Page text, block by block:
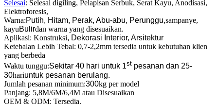
Selesai: Selesai digiling, Pelapisan Serbuk, Serat Kayu, Anodisasi,
Elektroforesis,
Warna:Putih, Hitam, Perak, Abu-abu, Perunggu,sampanye,
kayuBulirdan warna yang disesuaikan.
Aplikasi: Konstruksi, Dekorasi Interior, Arsitektur
Ketebalan Lebih Tebal: 0,7-2,2mm tersedia untuk kebutuhan klien
yang berbeda
Waktu tunggu:Sekitar 40 hari untuk 1st pesanan dan 25-
30hariuntuk pesanan berulang.
Jumlah pesanan minimum:300kg per model
Panjang: 5,8M/6M/6,4M atau Disesuaikan
OEM & ODM: Tersedia.